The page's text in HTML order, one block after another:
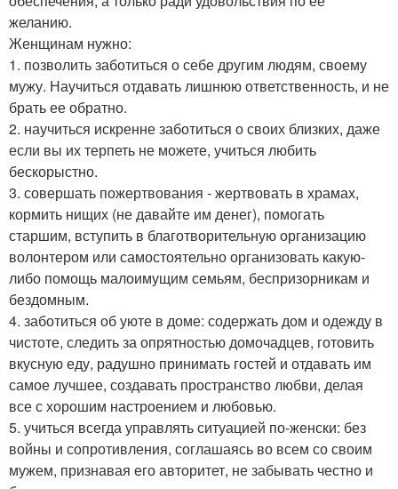
желанию.
Женщинам нужно:
1. позволить заботиться о себе другим людям, своему
мужу. Научиться отдавать лишнюю ответственность, и не
брать ее обратно.
2. научиться искренне заботиться о своих близких, даже
если вы их терпеть не можете, учиться любить
бескорыстно.
3. совершать пожертвования - жертвовать в храмах,
кормить нищих (не давайте им денег), помогать
старшим, вступить в благотворительную организацию
волонтером или самостоятельно организовать какую-
либо помощь малоимущим семьям, беспризорникам и
бездомным.
4. заботиться об уюте в доме: содержать дом и одежду в
чистоте, следить за опрятностью домочадцев, готовить
вкусную еду, радушно принимать гостей и отдавать им
самое лучшее, создавать пространство любви, делая
все с хорошим настроением и любовью.
5. учиться всегда управлять ситуацией по-женски: без
войны и сопротивления, соглашаясь во всем со своим
мужем, признавая его авторитет, не забывать честно и